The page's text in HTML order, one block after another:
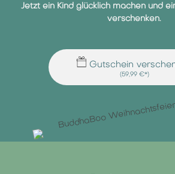
Jetzt ein Kind glücklich machen und
verschenken.
Gutschein
(59,99 €*)